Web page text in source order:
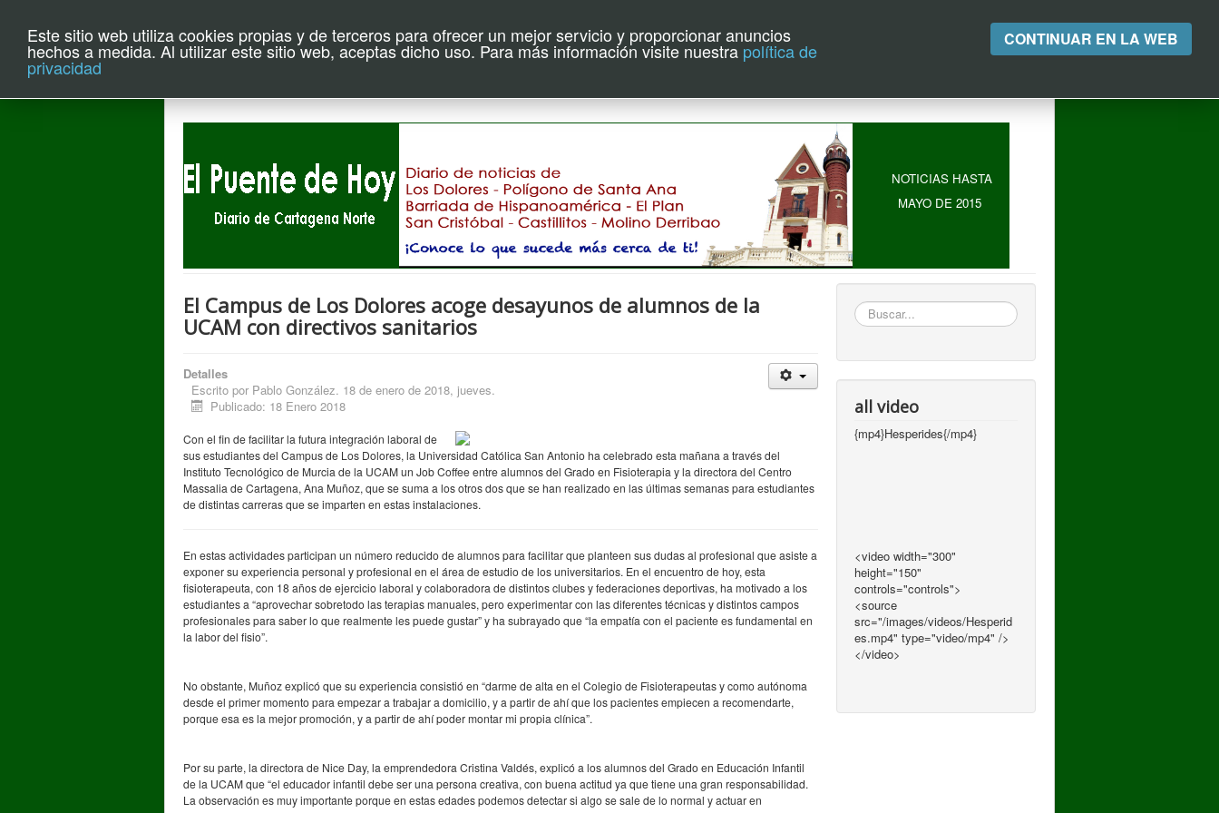
Archivo el Puente de Hoy
NOTICIAS HASTA
MAYO DE 2015
El Campus de Los Dolores acoge desayunos de alumnos de la
UCAM con directivos sanitarios
Detalles
Escrito por Pablo González. 18 de enero de 2018, jueves.
Publicado: 18 Enero 2018
Con el fin de facilitar la futura integración laboral de
sus estudiantes del Campus de Los Dolores, la Universidad Católica San Antonio ha celebrado esta mañana a través del
Instituto Tecnológico de Murcia de la UCAM un Job Coffee entre alumnos del Grado en Fisioterapia y la directora del Centro
Massalia de Cartagena, Ana Muñoz, que se suma a los otros dos que se han realizado en las últimas semanas para estudiantes
de distintas carreras que se imparten en estas instalaciones.
En estas actividades participan un número reducido de alumnos para facilitar que planteen sus dudas al profesional que asiste a
exponer su experiencia personal y profesional en el área de estudio de los universitarios. En el encuentro de hoy, esta
fisioterapeuta, con 18 años de ejercicio laboral y colaboradora de distintos clubes y federaciones deportivas, ha motivado a los
estudiantes a “aprovechar sobretodo las terapias manuales, pero experimentar con las diferentes técnicas y distintos campos
profesionales para saber lo que realmente les puede gustar” y ha subrayado que “la empatía con el paciente es fundamental en
la labor del fisio”.
No obstante, Muñoz explicó que su experiencia consistió en “darme de alta en el Colegio de Fisioterapeutas y como autónoma
desde el primer momento para empezar a trabajar a domicilio, y a partir de ahí que los pacientes empiecen a recomendarte,
porque esa es la mejor promoción, y a partir de ahí poder montar mi propia clínica”.
Por su parte, la directora de Nice Day, la emprendedora Cristina Valdés, explicó a los alumnos del Grado en Educación Infantil
de la UCAM que “el educador infantil debe ser una persona creativa, con buena actitud ya que tiene una gran responsabilidad.
La observación es muy importante porque en estas edades podemos detectar si algo se sale de lo normal y actuar en
Buscar
all video
{mp4}Hesperides{/mp4}
<video width="300"
height="150"
controls="controls">
<source
src="/images/videos/Hesperid
es.mp4" type="video/mp4" />
</video>
Este sitio web utiliza cookies propias y de terceros para ofrecer un mejor servicio y proporcionar anuncios
hechos a medida. Al utilizar este sitio web, aceptas dicho uso. Para más información visite nuestra política de
privacidad
CONTINUAR EN LA WEB